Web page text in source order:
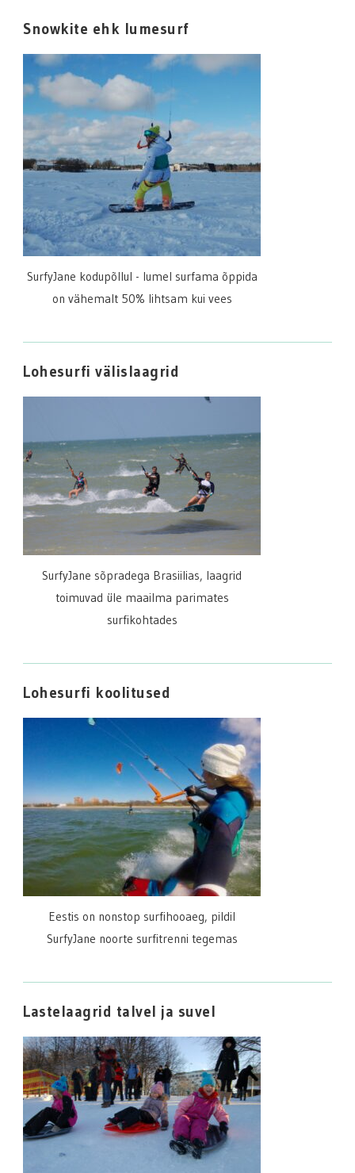
Snowkite ehk lumesurf
SurfyJane kodupõllul - lumel surfama õppida
on vähemalt 50% lihtsam kui vees
Lohesurfi välislaagrid
SurfyJane sõpradega Brasiilias, laagrid
toimuvad üle maailma parimates
surfikohtades
Lohesurfi koolitused
Eestis on nonstop surfihooaeg, pildil
SurfyJane noorte surfitrenni tegemas
Lastelaagrid talvel ja suvel